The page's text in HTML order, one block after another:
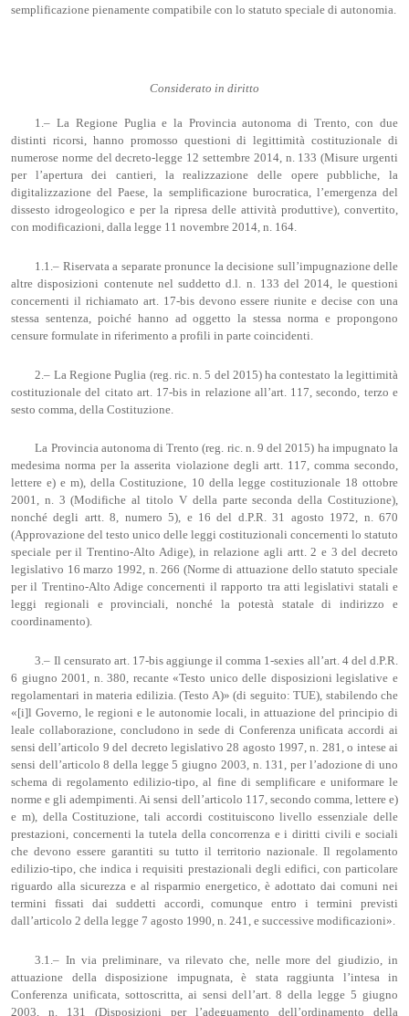
semplificazione pienamente compatibile con lo statuto speciale di autonomia.
Considerato in diritto
1.– La Regione Puglia e la Provincia autonoma di Trento, con due
distinti ricorsi, hanno promosso questioni di legittimità costituzionale di
numerose norme del decreto-legge 12 settembre 2014, n. 133 (Misure urgenti
per l’apertura dei cantieri, la realizzazione delle opere pubbliche, la
digitalizzazione del Paese, la semplificazione burocratica, l’emergenza del
dissesto idrogeologico e per la ripresa delle attività produttive), convertito,
con modificazioni, dalla legge 11 novembre 2014, n. 164.
1.1.– Riservata a separate pronunce la decisione sull’impugnazione delle
altre disposizioni contenute nel suddetto d.l. n. 133 del 2014, le questioni
concernenti il richiamato art. 17-bis devono essere riunite e decise con una
stessa sentenza, poiché hanno ad oggetto la stessa norma e propongono
censure formulate in riferimento a profili in parte coincidenti.
2.– La Regione Puglia (reg. ric. n. 5 del 2015) ha contestato la legittimità
costituzionale del citato art. 17-bis in relazione all’art. 117, secondo, terzo e
sesto comma, della Costituzione.
La Provincia autonoma di Trento (reg. ric. n. 9 del 2015) ha impugnato la
medesima norma per la asserita violazione degli artt. 117, comma secondo,
lettere e) e m), della Costituzione, 10 della legge costituzionale 18 ottobre
2001, n. 3 (Modifiche al titolo V della parte seconda della Costituzione),
nonché degli artt. 8, numero 5), e 16 del d.P.R. 31 agosto 1972, n. 670
(Approvazione del testo unico delle leggi costituzionali concernenti lo statuto
speciale per il Trentino-Alto Adige), in relazione agli artt. 2 e 3 del decreto
legislativo 16 marzo 1992, n. 266 (Norme di attuazione dello statuto speciale
per il Trentino-Alto Adige concernenti il rapporto tra atti legislativi statali e
leggi regionali e provinciali, nonché la potestà statale di indirizzo e
coordinamento).
3.– Il censurato art. 17-bis aggiunge il comma 1-sexies all’art. 4 del d.P.R.
6 giugno 2001, n. 380, recante «Testo unico delle disposizioni legislative e
regolamentari in materia edilizia. (Testo A)» (di seguito: TUE), stabilendo che
«[i]l Governo, le regioni e le autonomie locali, in attuazione del principio di
leale collaborazione, concludono in sede di Conferenza unificata accordi ai
sensi dell’articolo 9 del decreto legislativo 28 agosto 1997, n. 281, o intese ai
sensi dell’articolo 8 della legge 5 giugno 2003, n. 131, per l’adozione di uno
schema di regolamento edilizio-tipo, al fine di semplificare e uniformare le
norme e gli adempimenti. Ai sensi dell’articolo 117, secondo comma, lettere e)
e m), della Costituzione, tali accordi costituiscono livello essenziale delle
prestazioni, concernenti la tutela della concorrenza e i diritti civili e sociali
che devono essere garantiti su tutto il territorio nazionale. Il regolamento
edilizio-tipo, che indica i requisiti prestazionali degli edifici, con particolare
riguardo alla sicurezza e al risparmio energetico, è adottato dai comuni nei
termini fissati dai suddetti accordi, comunque entro i termini previsti
dall’articolo 2 della legge 7 agosto 1990, n. 241, e successive modificazioni».
3.1.– In via preliminare, va rilevato che, nelle more del giudizio, in
attuazione della disposizione impugnata, è stata raggiunta l’intesa in
Conferenza unificata, sottoscritta, ai sensi dell’art. 8 della legge 5 giugno
2003, n. 131 (Disposizioni per l’adeguamento dell’ordinamento della